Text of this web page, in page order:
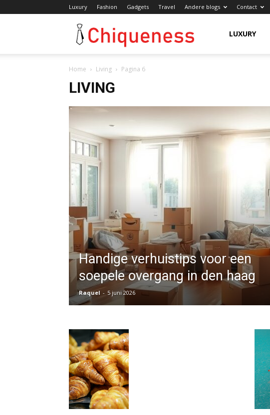
Luxury Fashion Gadgets Travel Andere blogs Contact
ChiquenessLUXURY
Home Living Pagina 6
LIVING
Handige verhuistips voor een
soepele overgang in den haag
Raquel - 5 juni 2026